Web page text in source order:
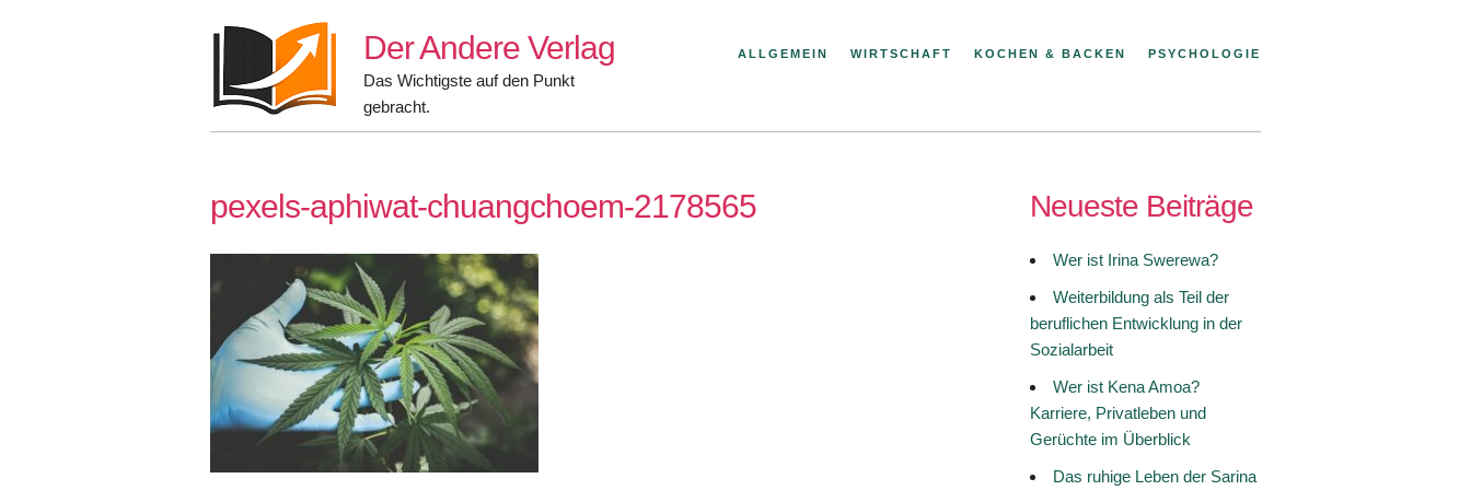
Der Andere Verlag
Das Wichtigste auf den Punkt
gebracht.
ALLGEMEIN WIRTSCHAFT KOCHEN & BACKEN PSYCHOLOGIE
pexels-aphiwat-chuangchoem-2178565 Neueste Beiträge
Wer ist Irina Swerewa?
Weiterbildung als Teil der
beruflichen Entwicklung in der
Sozialarbeit
Wer ist Kena Amoa?
Karriere, Privatleben und
Gerüchte im Überblick
Das ruhige Leben der Sarina